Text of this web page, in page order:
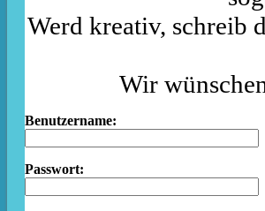
Werd kreativ, schreib
Wir
Benutzername:
Passwort: